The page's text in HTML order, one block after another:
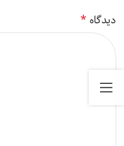
دیدگاه*